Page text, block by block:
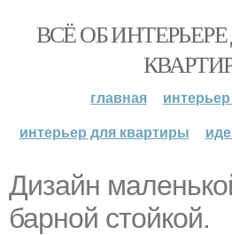
ВСЁ ОБ
главная
интерьер для квартиры
Дизайн
барной стойкой.